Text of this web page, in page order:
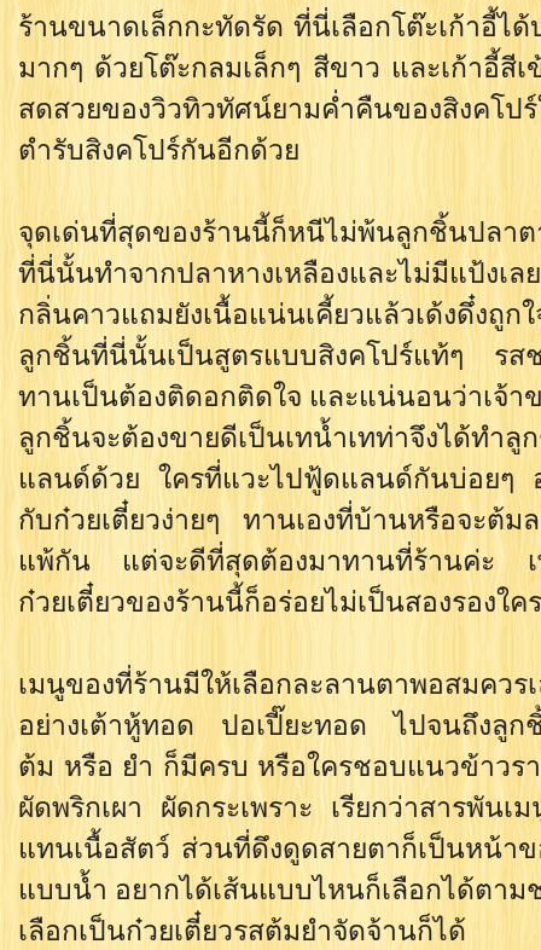
ร้านขนาดเล็กกะทัดรัด ที่นี่เลือกโต๊ะเก้าอี้ไ
มากๆ ด้วยโต๊ะกลมเล็กๆ สีขาว และเก้าอี้
สดสวยของวิวทิวทัศน์ยามค่ำคืนของสิงคโป
ตำรับสิงคโปร์กันอีกด้วย
จุดเด่นที่สุดของร้านนี้ก็หนีไม่พ้นลูกชิ้นปลา
ที่นี่นั้นทำจากปลาหางเหลืองและไม่มีแป้ง
กลิ่นคาวแถมยังเนื้อแน่นเคี้ยวแล้วเด้งดึ๋งถูก
ลูกชิ้นที่นี่นั้นเป็นสูตรแบบสิงคโปร์แท้ๆ รส
ทานเป็นต้องติดอกติดใจ และแน่นอนว่าเจ้า
ลูกชิ้นจะต้องขายดีเป็นเทน้ำเทท่าจึงได้ทำ
แลนด์ด้วย ใครที่แวะไปฟู้ดแลนด์กันบ่อยๆ
กับก๋วยเตี๋ยวง่ายๆ ทานเองที่บ้านหรือจะต้
แพ้กัน แต่จะดีที่สุดต้องมาทานที่ร้านค่ะ
ก๋วยเตี๋ยวของร้านนี้ก็อร่อยไม่เป็นสองรองใคร
เมนูของที่ร้านมีให้เลือกละลานตาพอสมคว
อย่างเต้าหู้ทอด ปอเปี๊ยะทอด ไปจนถึงลูก
ต้ม หรือ ยำ ก็มีครบ หรือใครชอบแนวข้าว
ผัดพริกเผา ผัดกระเพราะ เรียกว่าสารพัน
แทนเนื้อสัตว์ ส่วนที่ดึงดูดสายตาก็เป็นหน้า
แบบน้ำ อยากได้เส้นแบบไหนก็เลือกได้ตา
เลือกเป็นก๋วยเตี๋ยวรสต้มยำจัดจ้านก็ได้